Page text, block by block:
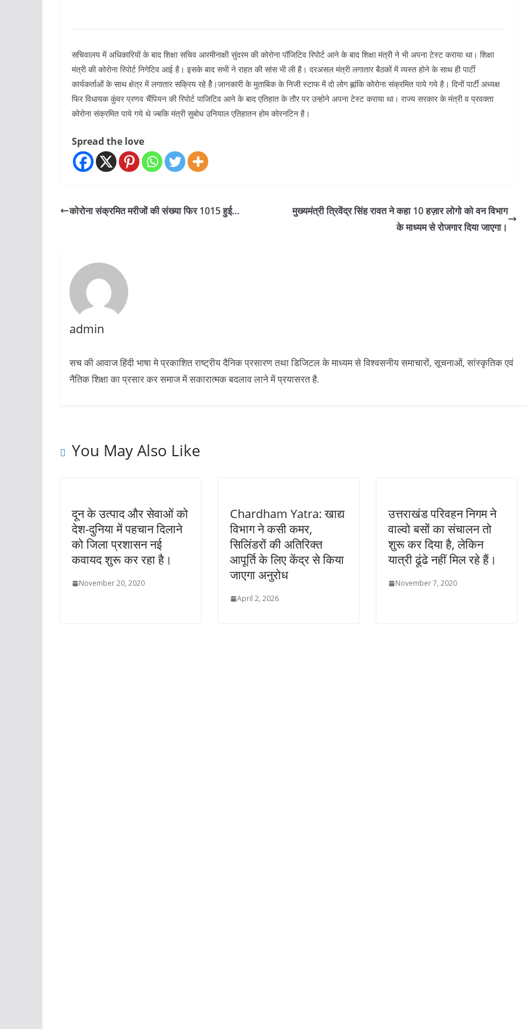
सचिवालय में अधिकारियों के बाद शिक्षा सचिव आरमीनाक्षी सुंदरम की कोरोना पॉजिटिव रिपोर्ट आने के बाद शिक्षा मंत्री ने भी अपना टेस्ट कराया था। शिक्षा
मंत्री की कोरोना रिपोर्ट निगेटिव आई है। इसके बाद सभी ने राहत की सांस भी ली है। दरअसल मंत्री लगातार बैठकों में व्यस्त होने के साथ ही पार्टी
कार्यकर्ताओं के साथ क्षेत्र में लगातार सक्रिय रहे हैे।जानकारी के मुताबिक के निजी स्टाफ में दो लोग ह्लांकि कोरोना संक्रमित पाये गये है। दिनों पार्टी अध्यक्ष
फिर विधायक कुंवर प्रणव चैंपियन की रिपोर्ट पाजिटिव आने के बाद एतिहात के तौर पर उन्होने अपना टेस्ट कराया था। राज्य सरकार के मंत्री व प्रवक्ता
कोरोना संक्रमित पाये गये थे ज्बकि मंत्री सुबोध उनियाल एतिहातन होम कोरनटिन है।
Spread the love
कोरोना संक्रमित मरीजों की संख्या फिर 1015 हुई…
मुख्यमंत्री त्रिवेंद्र सिंह रावत ने कहा 10 हज़ार लोगो को वन विभाग
के माध्यम से रोजगार दिया जाएगा।
admin
सच की आवाज हिंदी भाषा मे प्रकाशित राष्ट्रीय दैनिक प्रसारण तथा डिजिटल के माध्यम से विश्वसनीय समाचारों, सूचनाओं, सांस्कृतिक एवं
नैतिक शिक्षा का प्रसार कर समाज में सकारात्मक बदलाव लाने में प्रयासरत है.
You May Also Like
दून के उत्पाद और सेवाओं को
देश-दुनिया में पहचान दिलाने
को जिला प्रशासन नई
कवायद शुरू कर रहा है।
November 20, 2020
Chardham Yatra: खाद्य
विभाग ने कसी कमर,
सिलिंडरों की अतिरिक्त
आपूर्ति के लिए केंद्र से किया
जाएगा अनुरोध
April 2, 2026
उत्तराखंड परिवहन निगम ने
वाल्वो बसों का संचालन तो
शुरू कर दिया है, लेकिन
यात्री ढूंढे नहीं मिल रहे हैं।
November 7, 2020